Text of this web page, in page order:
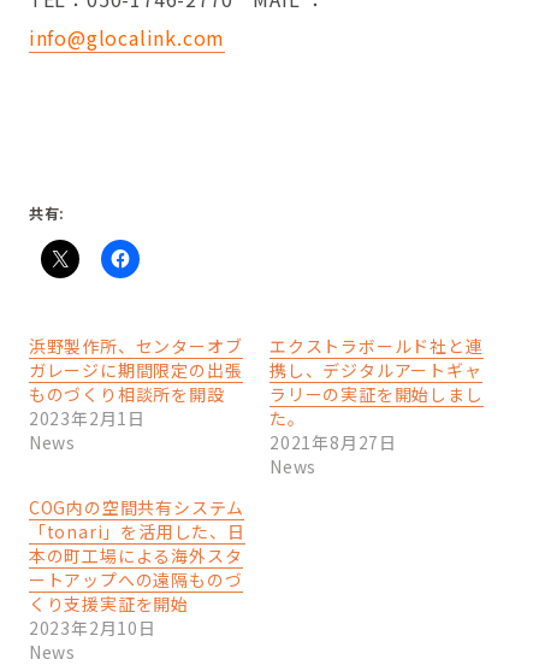
info@glocalink.com
共有:
浜野製作所、センターオブ
ガレージに期間限定の出張
ものづくり相談所を開設
2023年2月1日
News
エクストラボールド社と連
携し、デジタルアートギャ
ラリーの実証を開始しまし
た。
2021年8月27日
News
COG内の空間共有システム
「tonari」を活用した、日
本の町工場による海外スタ
ートアップへの遠隔ものづ
くり支援実証を開始
2023年2月10日
News